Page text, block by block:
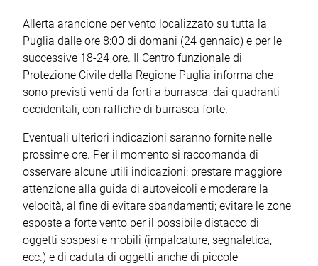
Allerta arancione per vento localizzato su tutta la
Puglia dalle ore 8:00 di domani (24 gennaio) e per le
successive 18-24 ore. Il Centro funzionale di
Protezione Civile della Regione Puglia informa che
sono previsti venti da forti a burrasca, dai quadranti
occidentali, con raffiche di burrasca forte.
Eventuali ulteriori indicazioni saranno fornite nelle
prossime ore. Per il momento si raccomanda di
osservare alcune utili indicazioni: prestare maggiore
attenzione alla guida di autoveicoli e moderare la
velocità, al fine di evitare sbandamenti; evitare le zone
esposte a forte vento per il possibile distacco di
oggetti sospesi e mobili (impalcature, segnaletica,
ecc.) e di caduta di oggetti anche di piccole